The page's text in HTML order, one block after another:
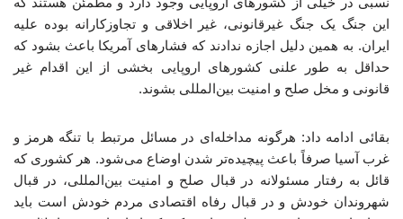
این جنگ یک جنگ غیرقانونی، غیر اخلاقی و تجاوزکارانه بوده علیه
ایران. به همین دلیل اجازه ندادند که فشارهای آمریکا باعث بشود که
حداقل به طور علنی کشورهای اروپایی بخشی از این اقدام غیر
قانونی و مخل صلح و امنیت بین‌المللی بشوند.
بقائی ادامه داد: هرگونه مداخله‌ای در مسائل مرتبط با تنگه هرمز و
غرب آسیا صرفاً باعث پیچیده‌تر شدن اوضاع می‌شود. هر کشوری که
قائل به رفتار مسئولانه در قبال صلح و امنیت بین‌المللی، در قبال
شهروندان خودش و در قبال رفاه اقتصادی مردم خودش است باید